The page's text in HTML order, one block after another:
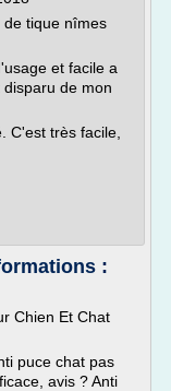
de tique nîmes
et facile a
de mon
C'est très facile,
:
Chien Et Chat
puce chat pas
avis ? Anti